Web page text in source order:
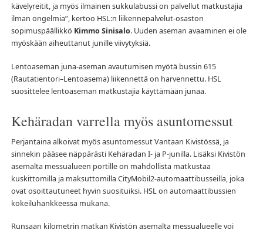
kävelyreitit, ja myös ilmainen sukkulabussi on palvellut matkustajia
ilman ongelmia”, kertoo HSL:n liikennepalvelut-osaston
sopimuspäällikkö Kimmo Sinisalo. Uuden aseman avaaminen ei ole
myöskään aiheuttanut junille viivytyksiä.
Lentoaseman juna-aseman avautumisen myötä bussin 615
(Rautatientori–Lentoasema) liikennettä on harvennettu. HSL
suosittelee lentoaseman matkustajia käyttämään junaa.
Kehäradan varrella myös asuntomessut
Perjantaina alkoivat myös asuntomessut Vantaan Kivistössä, ja
sinnekin pääsee näppärästi Kehäradan I- ja P-junilla. Lisäksi Kivistön
asemalta messualueen portille on mahdollista matkustaa
kuskittomilla ja maksuttomilla CityMobil2-automaattibusseilla, joka
ovat osoittautuneet hyvin suosituiksi. HSL on automaattibussien
kokeiluhankkeessa mukana.
Runsaan kilometrin matkan Kivistön asemalta messualueelle voi